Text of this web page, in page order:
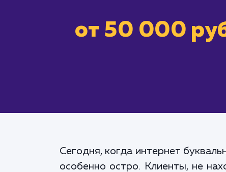
от 50 000
Сегодня, когда интернет
особенно остро. Клиенты, не